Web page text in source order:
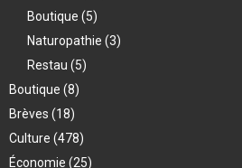
Boutique (5)
Naturopathie (3)
Restau (5)
Boutique (8)
Brèves (18)
Culture (478)
Économie (25)